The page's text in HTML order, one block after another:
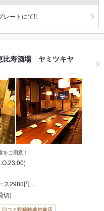
レートにて!!
比寿酒場 ヤミツキヤ
をご用意！
ス2980円…
切)
口コミ投稿特典対象店